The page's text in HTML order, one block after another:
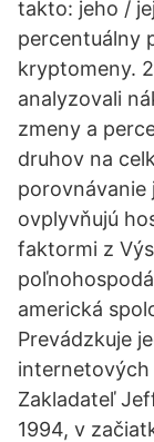
takto: jeho /
percentuálny
kryptomeny.
analyzovali
zmeny a
druhov na
ovplyvňujú
faktormi z
americká
Prevádzkuje
internetových
Zakladateľ
1994, v